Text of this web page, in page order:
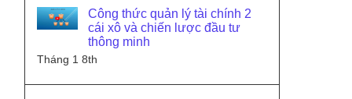
Công thức quản lý tài chính 2
cái xô và chiến lược đầu tư
thông minh
Tháng 1 8th